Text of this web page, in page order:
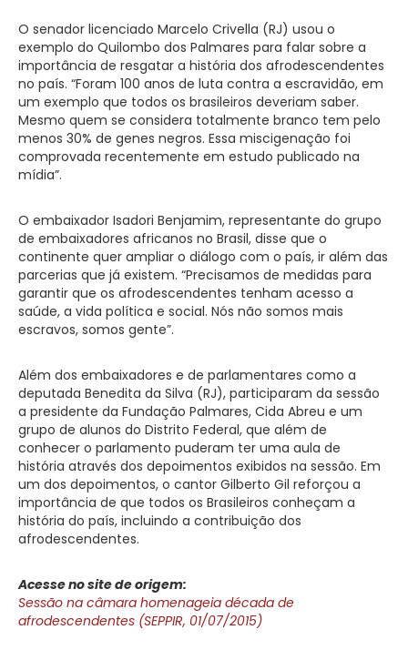
O senador licenciado Marcelo Crivella (RJ) usou o
exemplo do Quilombo dos Palmares para falar sobre a
importância de resgatar a história dos afrodescendentes
no país. “Foram 100 anos de luta contra a escravidão, em
um exemplo que todos os brasileiros deveriam saber.
Mesmo quem se considera totalmente branco tem pelo
menos 30% de genes negros. Essa miscigenação foi
comprovada recentemente em estudo publicado na
mídia”.
O embaixador Isadori Benjamim, representante do grupo
de embaixadores africanos no Brasil, disse que o
continente quer ampliar o diálogo com o país, ir além das
parcerias que já existem. “Precisamos de medidas para
garantir que os afrodescendentes tenham acesso a
saúde, a vida política e social. Nós não somos mais
escravos, somos gente”.
Além dos embaixadores e de parlamentares como a
deputada Benedita da Silva (RJ), participaram da sessão
a presidente da Fundação Palmares, Cida Abreu e um
grupo de alunos do Distrito Federal, que além de
conhecer o parlamento puderam ter uma aula de
história através dos depoimentos exibidos na sessão. Em
um dos depoimentos, o cantor Gilberto Gil reforçou a
importância de que todos os Brasileiros conheçam a
história do país, incluindo a contribuição dos
afrodescendentes.
Acesse no site de origem:
Sessão na câmara homenageia década de
afrodescendentes (SEPPIR, 01/07/2015)